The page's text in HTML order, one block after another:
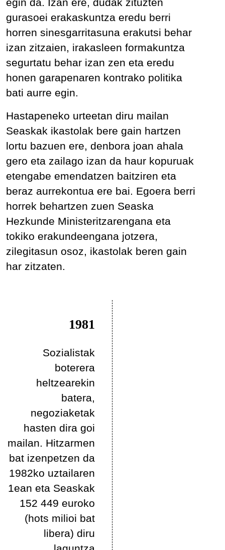
egin da. Izan ere, dudak zituzten
gurasoei erakaskuntza eredu berri
horren sinesgarritasuna erakutsi behar
izan zitzaien, irakasleen formakuntza
segurtatu behar izan zen eta eredu
honen garapenaren kontrako politika
bati aurre egin.
Hastapeneko urteetan diru mailan
Seaskak ikastolak bere gain hartzen
lortu bazuen ere, denbora joan ahala
gero eta zailago izan da haur kopuruak
etengabe emendatzen baitziren eta
beraz aurrekontua ere bai. Egoera berri
horrek behartzen zuen Seaska
Hezkunde Ministeritzarengana eta
tokiko erakundeengana jotzera,
zilegitasun osoz, ikastolak beren gain
har zitzaten.
1981
Sozialistak
boterera
heltzearekin
batera,
negoziaketak
hasten dira goi
mailan. Hitzarmen
bat izenpetzen da
1982ko uztailaren
1ean eta Seaskak
152 449 euroko
(hots milioi bat
libera) diru